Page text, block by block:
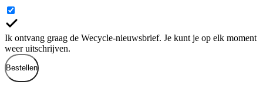
Ik ontvang graag de Wecycle-nieuwsbrief. Je kunt je op elk moment
weer uitschrijven.
Bestellen